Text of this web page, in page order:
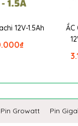
12V-1.5Ah
₫
ẮC
Pin Growatt Pin